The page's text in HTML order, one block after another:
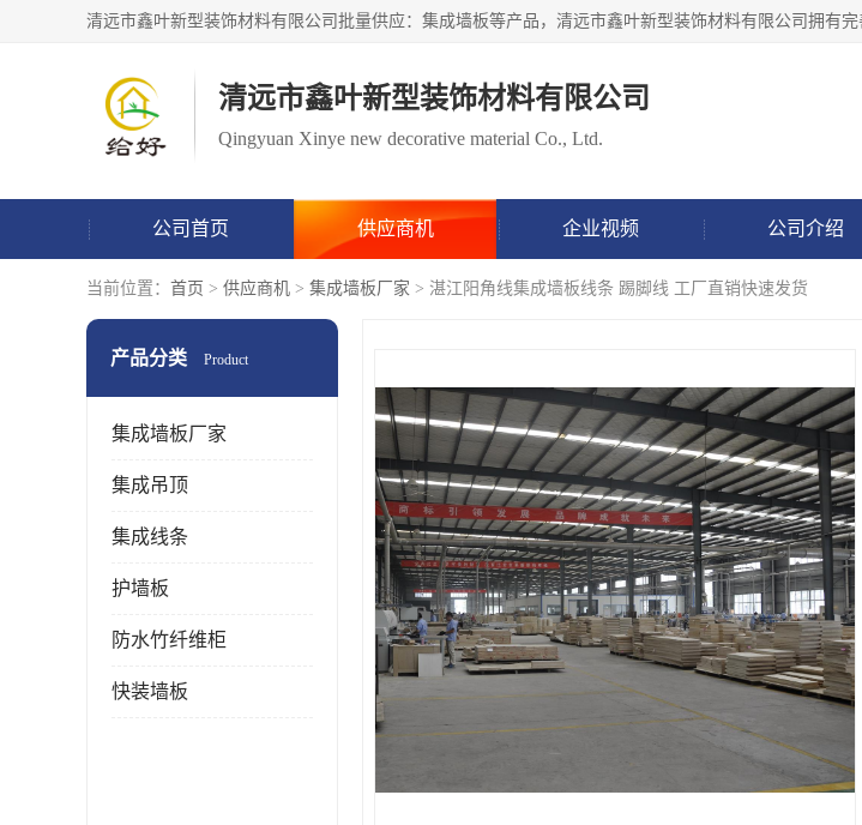
清远市鑫叶新型装饰材料有限公司
Qingyuan Xinye new decorative material Co., Ltd.
公司首页 供应商机 企业视频 公司介绍
当前位置： 首页 > 供应商机 > 集成墙板厂家 > 湛江阳角线集成墙板线条 踢脚线 工厂直销快速发货
产品分类 Product
集成墙板厂家
集成吊顶
集成线条
护墙板
防水竹纤维柜
快装墙板